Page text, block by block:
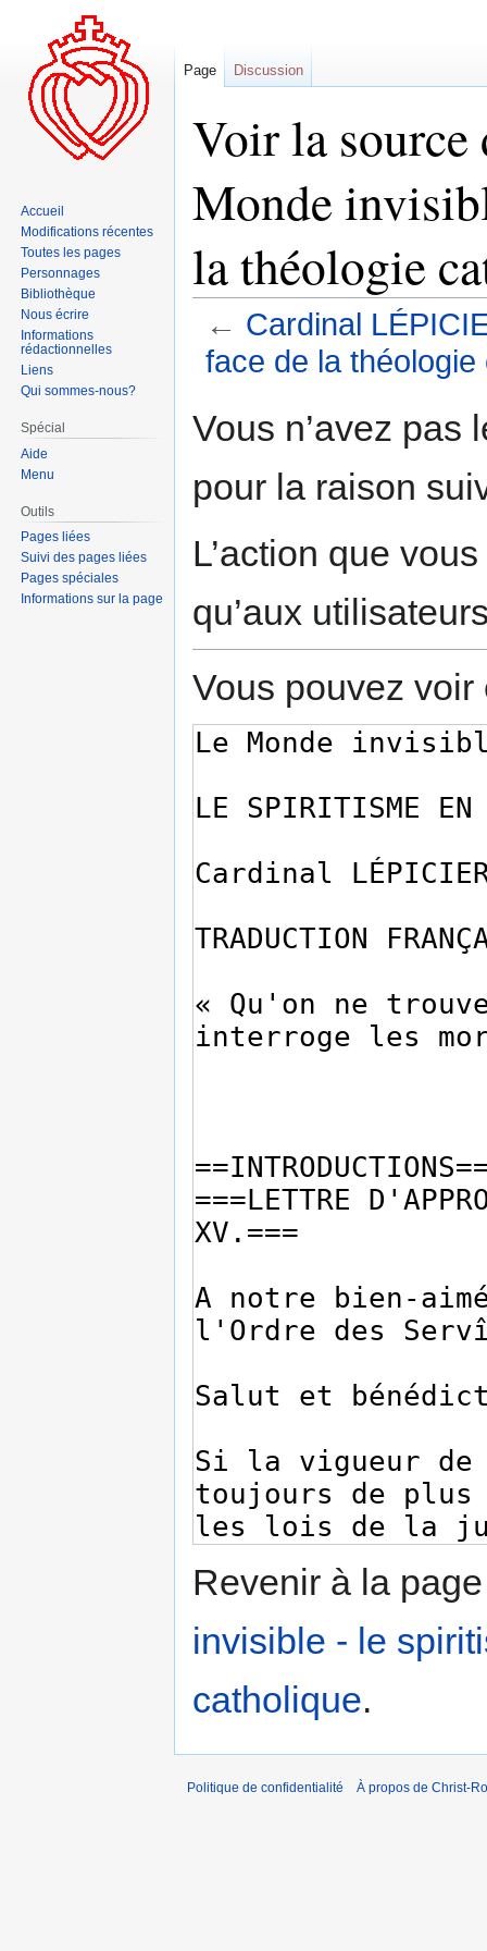
Voir la
Monde
la théologie
← Cardinal
face de la théologie
à
navigation
à
recherche
Vous n’avez pas
pour la raison
L’action que
qu’aux
Vous pouvez
Revenir à la
invisible - le
catholique.
Page Discussion
Accueil
Modifications récentes
Toutes les pages
Personnages
Bibliothèque
Nous écrire
Informations
rédactionnelles
Liens
Qui sommes-nous?
Spécial
Aide
Menu
Outils
Pages liées
Suivi des pages liées
Pages spéciales
Informations sur la page
Politique de confidentialité À propos de Christ-